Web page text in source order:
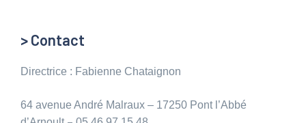
> Contact
Directrice : Fabienne Chataignon
64 avenue André Malraux – 17250 Pont l’Abbé